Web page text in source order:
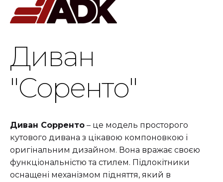
Диван
"Соренто"
Диван Сорренто – це модель просторого
кутового дивана з цікавою компоновкою і
оригінальним дизайном. Вона вражає своєю
функціональністю та стилем. Підлокітники
оснащені механізмом підняття, який в